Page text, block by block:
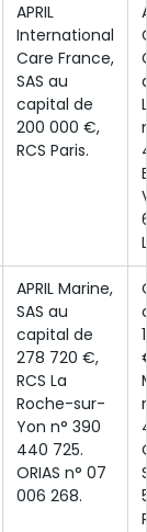
APRIL
International
Care France,
SAS au
capital de
200 000 €,
RCS Paris.
APRIL Marine,
SAS au
capital de
278 720 €,
RCS La
Roche-sur-
Yon n° 390
440 725.
ORIAS n° 07
006 268.